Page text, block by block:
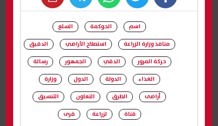
facebook
twitter
whats
اسم الحوكمة
السلع
منافذ وزارة الزراعة
استصلاح الأراضي
الدقيق
حركة المرور
الدقي الجمهور
رسالة
الغذاء
الدولة الدول
وزارة
أراضى
الطرق التعاون
التنسيق
قناة
لزراعة
قرى